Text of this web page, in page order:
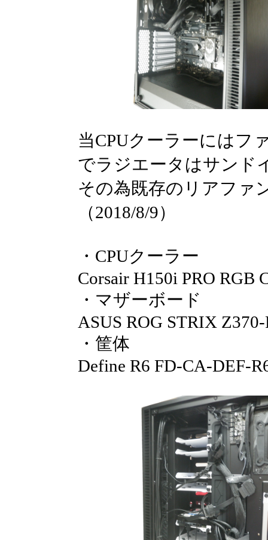
当CPUクーラーにはフ
でラジエータはサンド
その為既存のリアファ
（2018/8/9）
・ CPUクーラー
Corsair H150i PRO RGB
・マザーボード
ASUS ROG STRIX
・筐体
Define R6 FD-CA-DEF-